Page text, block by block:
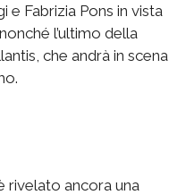
e Fabrizia Pons in vista
l’ultimo della
che andrà in scena
rivelato ancora una